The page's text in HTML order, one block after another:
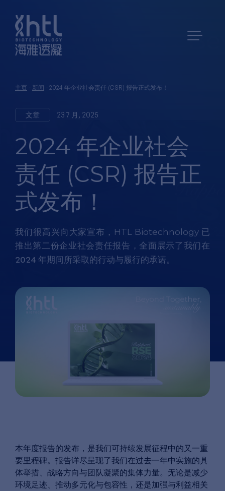
主页 - 新闻 - 2024 年企业社会责任 (CSR) 报告正式发布！
文章 23 7 月, 2025
2024 年企业社会
责任 (CSR) 报告正
式发布！
我们很高兴向大家宣布，HTL Biotechnology 已
推出第二份企业社会责任报告，全面展示了我们在
2024 年期间所采取的行动与履行的承诺。
本年度报告的发布，是我们可持续发展征程中的又一重
要里程碑。报告详尽呈现了我们在过去一年中实施的具
体举措、战略方向与团队凝聚的集体力量。无论是减少
环境足迹、推动多元化与包容性，还是加强与利益相关